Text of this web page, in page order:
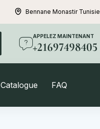
Bennane Monastir Tunisie
APPELEZ MAINTENANT
+21697498405
Catalogue FAQ